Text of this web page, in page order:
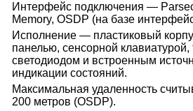
Интерфейс подключения —
Memory, OSDP (на базе
Исполнение — пластиковый
панелью, сенсорной
светодиодом и встроенным
индикации состояний.
Максимальная удаленность
200 метров (OSDP).